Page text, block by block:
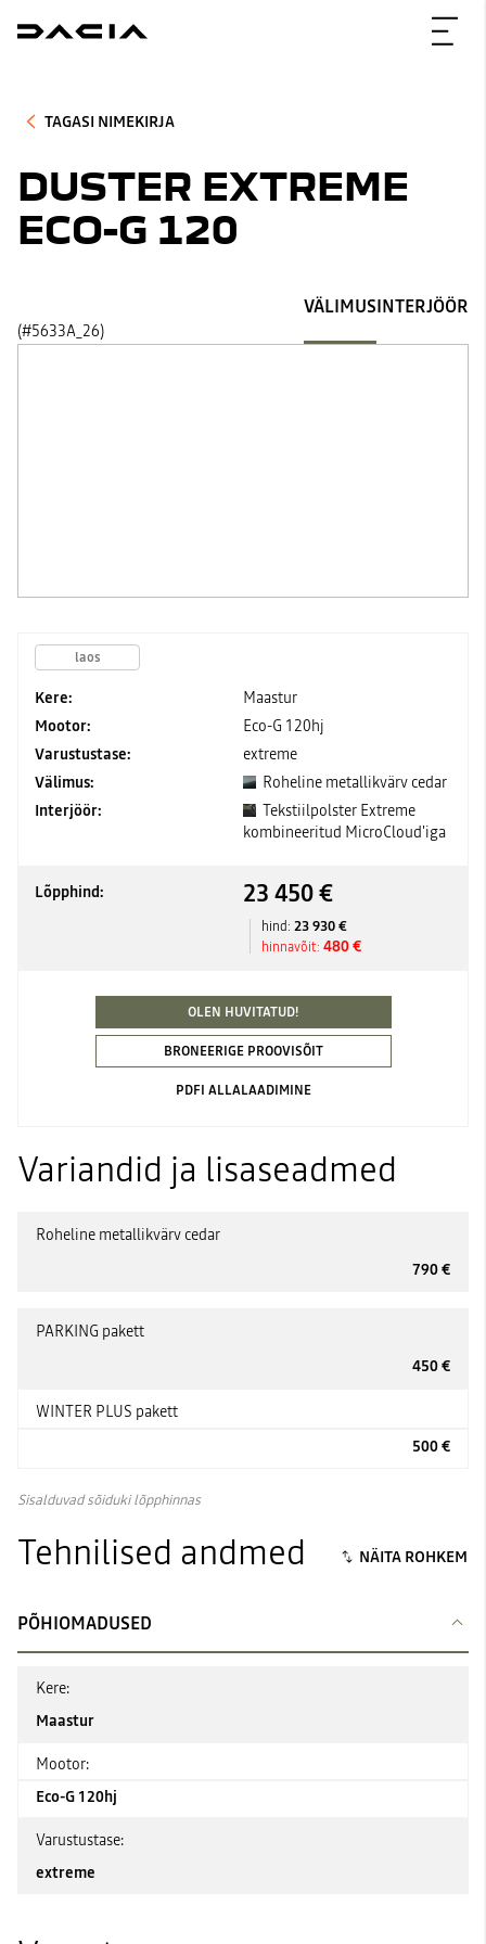
TAGASI NIMEKIRJA
DUSTER EXTREME
ECO-G 120
(#5633A_26)
VÄLIMUSINTERJÖÖR
laos
Kere:
Maastur
Mootor:
Eco-G 120hj
Varustustase:
extreme
Välimus:
Roheline metallikvärv cedar
Interjöör:
Tekstiilpolster Extreme
kombineeritud MicroCloud'iga
Lõpphind: 23 450 €
hind: 23 930 €
hinnavõit: 480 €
OLEN HUVITATUD!
BRONEERIGE PROOVISÕIT
PDFI ALLALAADIMINE
Variandid ja lisaseadmed
Roheline metallikvärv cedar
790 €
PARKING pakett
450 €
WINTER PLUS pakett
500 €
Sisalduvad sõiduki lõpphinnas
Tehnilised andmed
PÕHIOMADUSED
Kere:
Maastur
Mootor:
Eco-G 120hj
Varustustase:
extreme